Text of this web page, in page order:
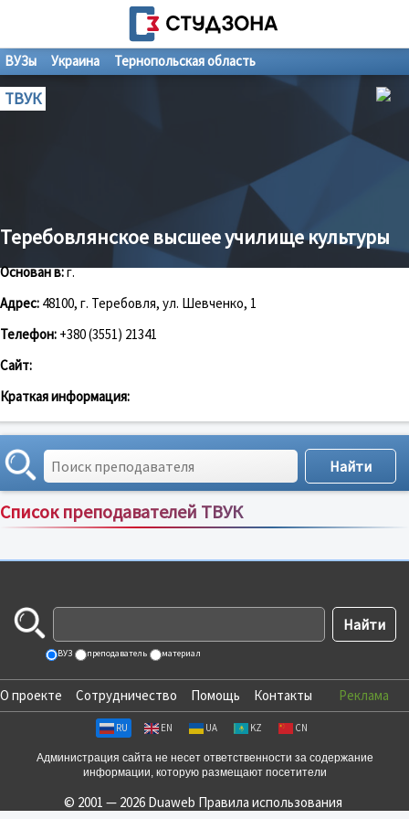
ВУЗы Украина Тернопольская область
ТВУК
Теребовлянское высшее училище культуры
Основан в:г.
Адрес: 48100, г. Теребовля, ул. Шевченко, 1
Телефон: +380 (3551) 21341
Сайт:
Краткая информация:
Список преподавателей ТВУК
Сортировка по:имени;рейтингу;отзывам
ВУЗ преподаватель материал
О проекте Сотрудничество Помощь Контакты Реклама
RU EN UA KZ CN
Администрация сайта не несет ответственности за содержание
информации, которую размещают посетители
© 2001 — 2026 Duaweb Правила использования